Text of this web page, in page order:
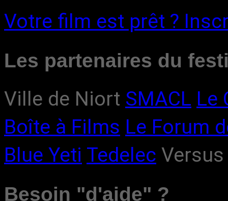
Votre film est prêt ?
Les partenaires du
Ville de Niort SMACL Le
Boîte à Films Le Forum
Blue Yeti Tedelec Versus
Besoin "d'aide" ?